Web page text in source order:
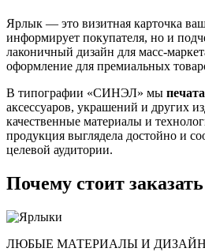
Ярлык — это визитная карточка
информирует покупателя, но и
лаконичный дизайн для масс-
оформление для премиальных
В типографии «СИНЭЛ» мы
аксессуаров, украшений и других
качественные материалы и
продукция выглядела достойно и
целевой аудитории.
Почему стоит
ЛЮБЫЕ МАТЕРИАЛЫ И ДИЗАЙН